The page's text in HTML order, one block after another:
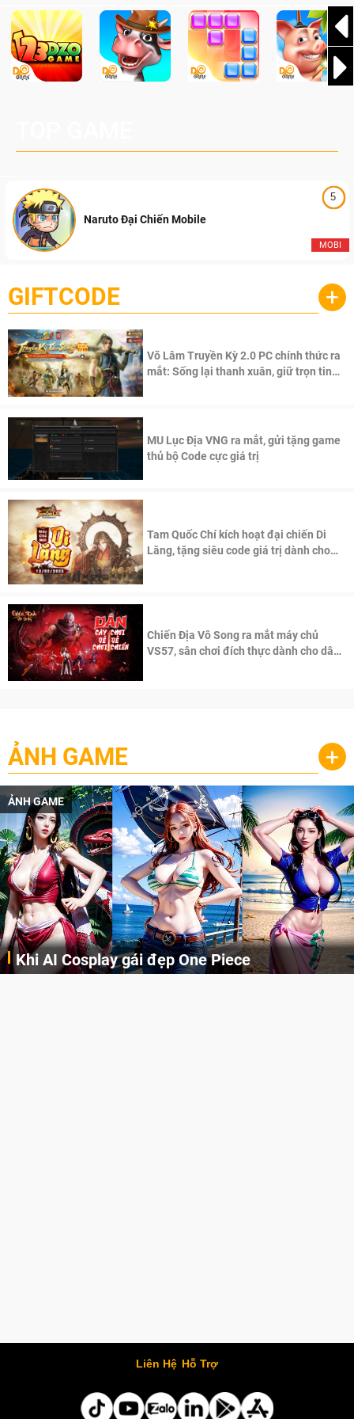
5
MOBI
Naruto Đại Chiến Mobile
GIFTCODE +
Võ Lâm Truyền Kỳ 2.0 PC chính thức ra
mắt: Sống lại thanh xuân, giữ trọn tinh
MU Lục Địa VNG ra mắt, gửi tặng game
thủ bộ Code cực giá trị
Tam Quốc Chí kích hoạt đại chiến Di
Lăng, tặng siêu code giá trị dành cho
Chiến Địa Vô Song ra mắt máy chủ
VS57, sân chơi đích thực dành cho dân
ẢNH GAME +
ẢNH GAME
Khi AI Cosplay gái đẹp One Piece
Liên Hệ Hỗ Trợ